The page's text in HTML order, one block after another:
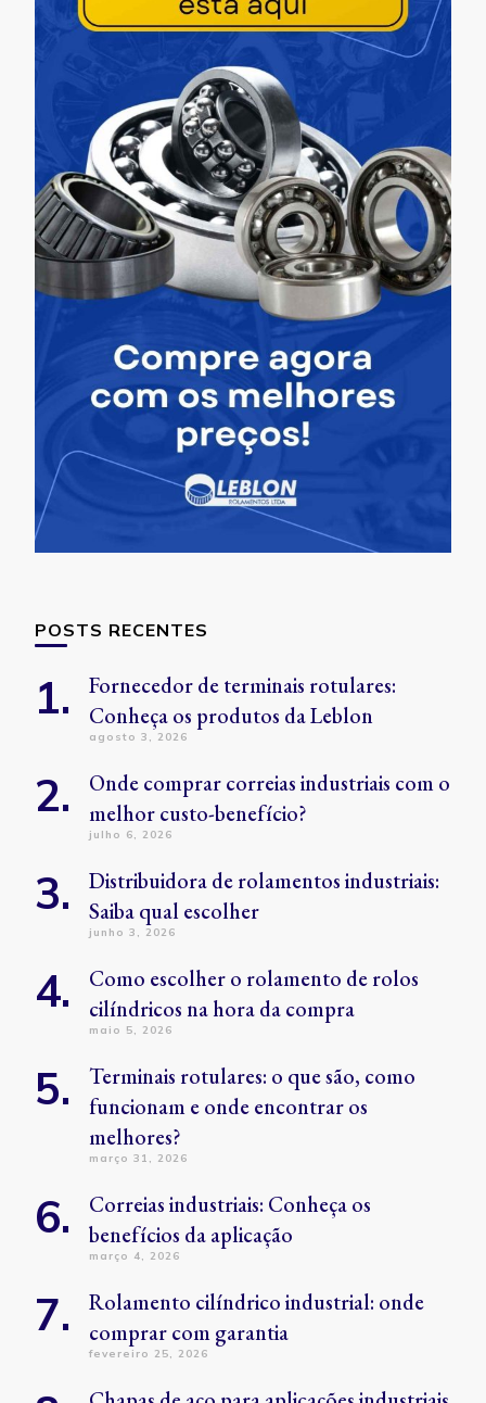
POSTS RECENTES
Fornecedor de terminais rotulares:
Conheça os produtos da Leblon
agosto 3, 2026
Onde comprar correias industriais com o
melhor custo-benefício?
julho 6, 2026
Distribuidora de rolamentos industriais:
Saiba qual escolher
junho 3, 2026
Como escolher o rolamento de rolos
cilíndricos na hora da compra
maio 5, 2026
Terminais rotulares: o que são, como
funcionam e onde encontrar os
melhores?
março 31, 2026
Correias industriais: Conheça os
benefícios da aplicação
março 4, 2026
Rolamento cilíndrico industrial: onde
comprar com garantia
fevereiro 25, 2026